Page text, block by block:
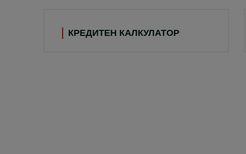
КРЕДИТЕН КАЛКУЛАТОР